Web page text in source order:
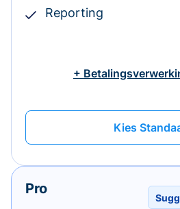
Reporting
+
Kies
Pro